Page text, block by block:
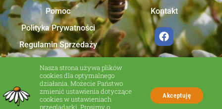
Pomoc
Polityka Prywatności
Regulamin Sprzedaży
Kontakt
Nasza strona używa plików
cookies dla optymalnego
działania. Możecie Państwo
zmienić ustawienia dotyczące
cookies w ustawieniach
przeglądarki. Prosimy o
Akceptuję